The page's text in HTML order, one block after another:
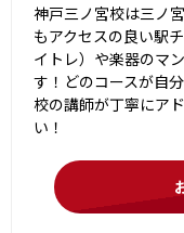
神戸三ノ宮校は三ノ
もアクセスの良い駅
イトレ）や楽器のマ
す！どのコースが自
校の講師が丁寧にア
い！